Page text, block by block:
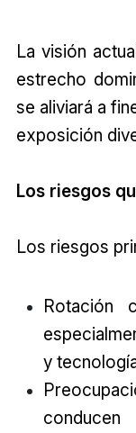
La visión
estrecho
se aliviará a
exposición
Los riesgos
Los riesgos
Rotación
y